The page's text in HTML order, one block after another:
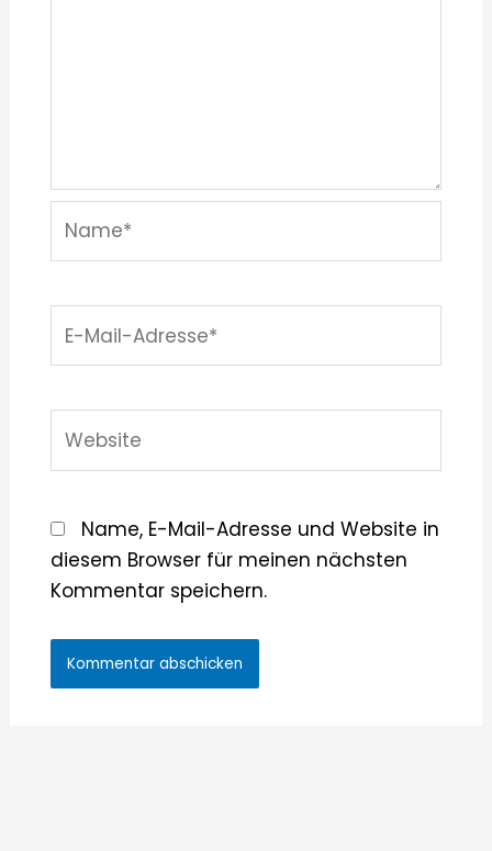
Mail-
Name, E-Mail-Adresse und Website in
diesem Browser für meinen nächsten
Kommentar speichern.